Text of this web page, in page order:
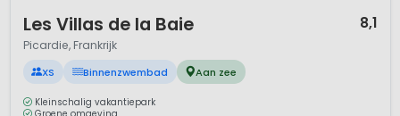
Les Villas de la Baie 8,1
Picardie, Frankrijk
XS Binnenzwembad Aan zee
Kleinschalig vakantiepark
Groene omgeving